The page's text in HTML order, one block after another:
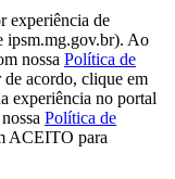
experiência de
ipsm.mg.gov.br). Ao
nossa Política de
de acordo, clique em
experiência no portal
Política de
ACEITO para